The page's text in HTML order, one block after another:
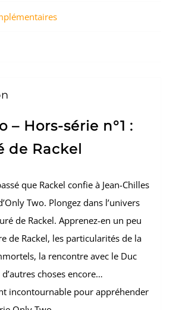
– Hors-série n°1 :
de Rackel
que Rackel confie à Jean-Chilles
Two. Plongez dans l’univers
de Rackel. Apprenez-en un peu
de Rackel, les particularités de la
la rencontre avec le Duc
choses encore…
incontournable pour appréhender